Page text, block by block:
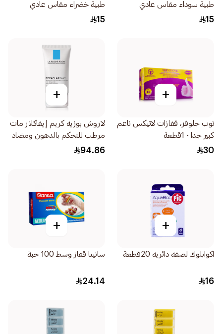
طبية سوداء مقاس عادي
50قطعة
15
طبية خضراء مقاس عادي
50قطعة
15
+
توب جلوفز، قفازات لاتيكس ناعم
كبير جدا - 1قطعة
30
+
لاروش بوزيه كريم إيفاكلار مات
مرطب للتحكم بالدهون ومضاد
للمعان 40مل
94.86
+
اكوابلوك لصقه دائريه 20قطعة
16
+
سانيتا قفاز وسط 100 حبة
24.14